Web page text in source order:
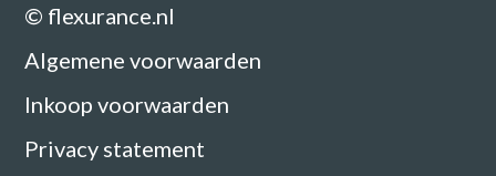
© flexurance.nl
Algemene voorwaarden
Inkoop voorwaarden
Privacy statement